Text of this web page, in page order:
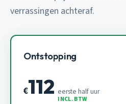
verrassingen achteraf.
Ontstopping
€112 eerste half uur
INCL. BTW